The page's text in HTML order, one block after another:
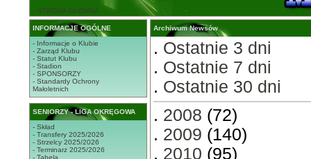
STRONA GŁÓWNA
INFORMACJE OGÓLNE
- Informacje o Klubie
- Zarząd Klubu
- Statut Klubu
- Stadion
- SPONSORZY
- Standardy Ochrony
Małoletnich
SENIORZY - LIGA OKRĘGOWA
- Skład
- Transfery 2025/2026
- Strzelcy 2025/2026
- Terminarz 2025/2026
- Tabela
Archiwum Newsów
. Ostatnie 3 dni
. Ostatnie 7 dni
. Ostatnie 30 dni
. 2008 (72)
. 2009 (140)
. 2010 (95)